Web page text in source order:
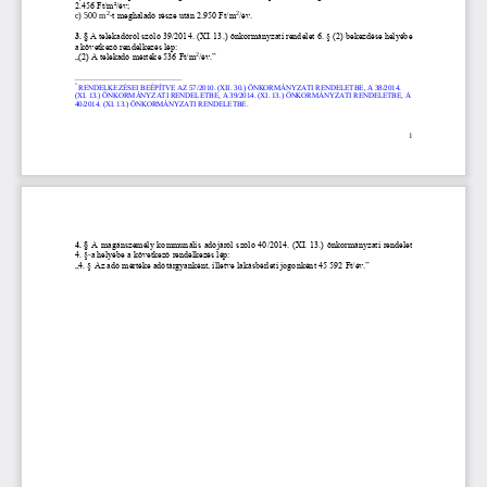
1
2.456 Ft/m²/év;
c) 500 m2-t meghaladó része után 2.950 Ft/m2/év.
3. § A telekadóról szóló 39/2014. (XI. 13.) önkormányzati rendelet 6. § (2) bekezdése helyébe
a következő rendelkezés lép:
„(2) A telekadó mértéke 536 Ft/m2/év.”
* RENDELKEZÉSEI BEÉPÍTVE AZ 57/2010. (XII. 30.) ÖNKORMÁNYZATI RENDELETBE A 38/2014
(XI. 13 .) ÖNKORMÁNYZATI RENDELETBE, A 39/2014 . (XI. 13 .) ÖNKORMÁNYZATI RENDELETBE
A
40/2014 . (XI. 13 .) ÖNKORMÁNYZATI RENDELETBE
4. § A magánszemély kommunális adójáról szóló 40/2014. (XI. 13.) önkormányzati rendelet
4. §-a helyébe a következő rendelkezés lép:
„4. § Az adó mértéke adótárgyanként, illetve lakásbérleti jogonként 45 592 Ft/év.”